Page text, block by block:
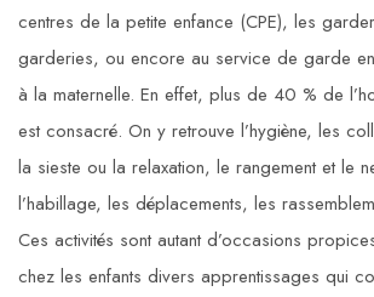
centres de la petite enfance (CPE), les
garderies, ou encore au service de garde
à la maternelle. En effet, plus de 40 % de
est consacré. On y retrouve l’hygiène, les
la sieste ou la relaxation, le rangement et le
l’habillage, les déplacements, les
Ces activités sont autant d’occasions
chez les enfants divers apprentissages qui